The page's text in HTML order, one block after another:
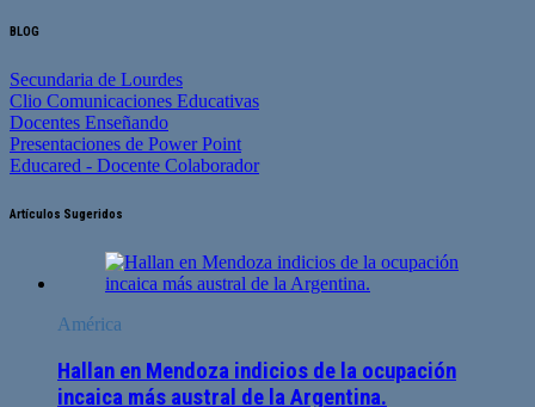
BLOG
Secundaria de Lourdes
Clio Comunicaciones Educativas
Docentes Enseñando
Presentaciones de Power Point
Educared - Docente Colaborador
Artículos Sugeridos
América
Hallan en Mendoza indicios de la ocupación
incaica más austral de la Argentina.